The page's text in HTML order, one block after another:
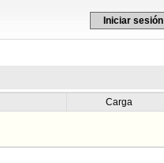
Iniciar sesión
Carga